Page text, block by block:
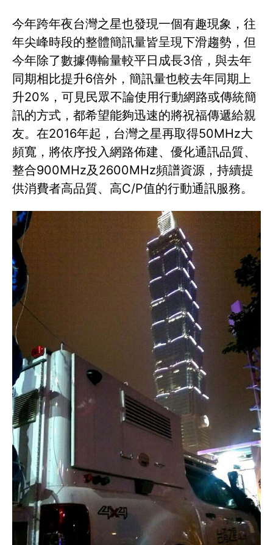
今年跨年夜台灣之星也發現一個有趣現象，往
年尖峰時段的整體簡訊量皆呈現下滑趨勢，但
今年除了數據傳輸量較平日成長3倍，與去年
同期相比提升6倍外，簡訊量也較去年同期上
升20%，可見民眾不論使用行動網路或傳統簡
訊的方式，都希望能夠迅速的將祝福傳遞給親
友。在2016年起，台灣之星再取得50MHz大
頻寬，將依序投入網路佈建、優化通訊品質、
整合900MHz及2600MHz頻譜資源，持續提
供消費者高品質、高C/P值的行動通訊服務。